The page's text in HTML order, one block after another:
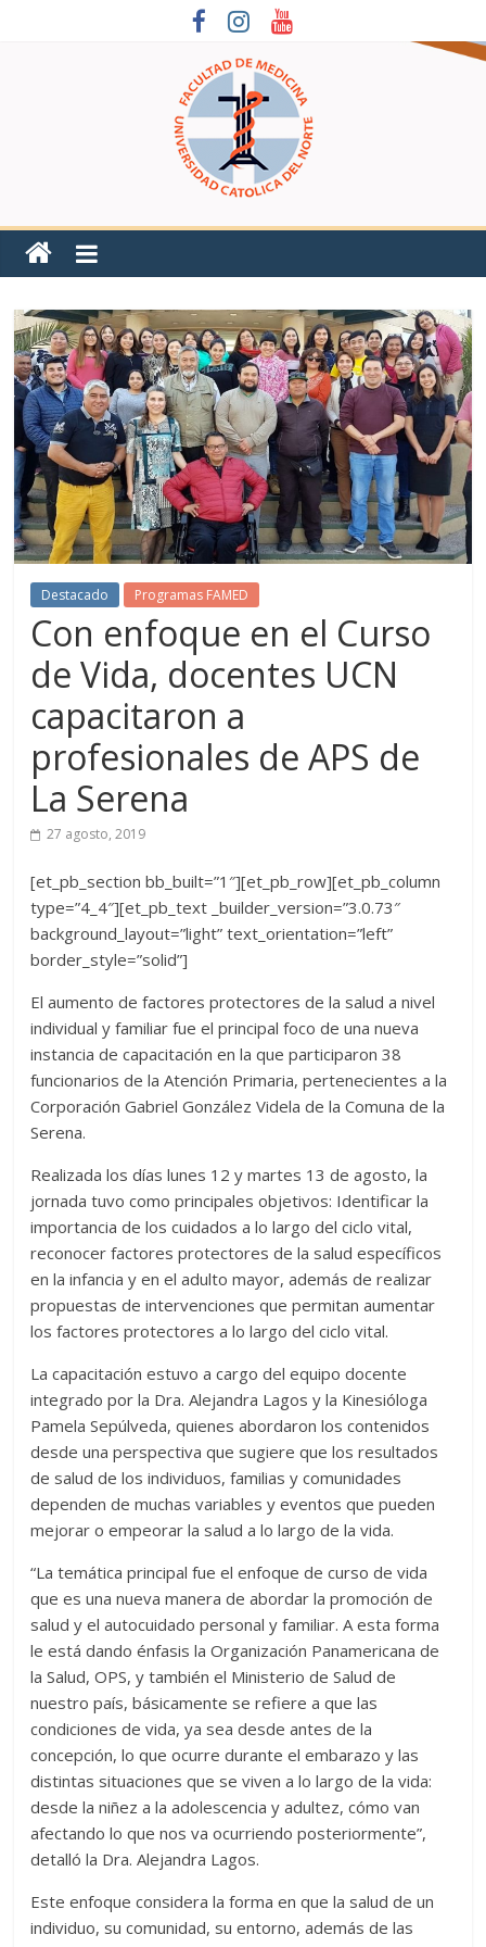
Destacado Programas FAMED
Con enfoque en el Curso
de Vida, docentes UCN
capacitaron a
profesionales de APS de
La Serena
27 agosto, 2019
[et_pb_section bb_built=”1″][et_pb_row][et_pb_column
type=”4_4″][et_pb_text _builder_version=”3.0.73″
background_layout=”light” text_orientation=”left”
border_style=”solid”]
El aumento de factores protectores de la salud a nivel
individual y familiar fue el principal foco de una nueva
instancia de capacitación en la que participaron 38
funcionarios de la Atención Primaria, pertenecientes a la
Corporación Gabriel González Videla de la Comuna de la
Serena.
Realizada los días lunes 12 y martes 13 de agosto, la
jornada tuvo como principales objetivos: Identificar la
importancia de los cuidados a lo largo del ciclo vital,
reconocer factores protectores de la salud específicos
en la infancia y en el adulto mayor, además de realizar
propuestas de intervenciones que permitan aumentar
los factores protectores a lo largo del ciclo vital.
La capacitación estuvo a cargo del equipo docente
integrado por la Dra. Alejandra Lagos y la Kinesióloga
Pamela Sepúlveda, quienes abordaron los contenidos
desde una perspectiva que sugiere que los resultados
de salud de los individuos, familias y comunidades
dependen de muchas variables y eventos que pueden
mejorar o empeorar la salud a lo largo de la vida.
“La temática principal fue el enfoque de curso de vida
que es una nueva manera de abordar la promoción de
salud y el autocuidado personal y familiar. A esta forma
le está dando énfasis la Organización Panamericana de
la Salud, OPS, y también el Ministerio de Salud de
nuestro país, básicamente se refiere a que las
condiciones de vida, ya sea desde antes de la
concepción, lo que ocurre durante el embarazo y las
distintas situaciones que se viven a lo largo de la vida:
desde la niñez a la adolescencia y adultez, cómo van
afectando lo que nos va ocurriendo posteriormente”,
detalló la Dra. Alejandra Lagos.
Este enfoque considera la forma en que la salud de un
individuo, su comunidad, su entorno, además de las